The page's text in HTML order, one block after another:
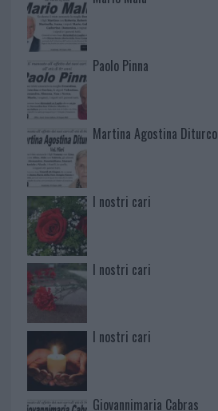
Paolo Pinna
Martina Agostina Diturco
I nostri cari
I nostri cari
I nostri cari
Giovannimaria Cabras